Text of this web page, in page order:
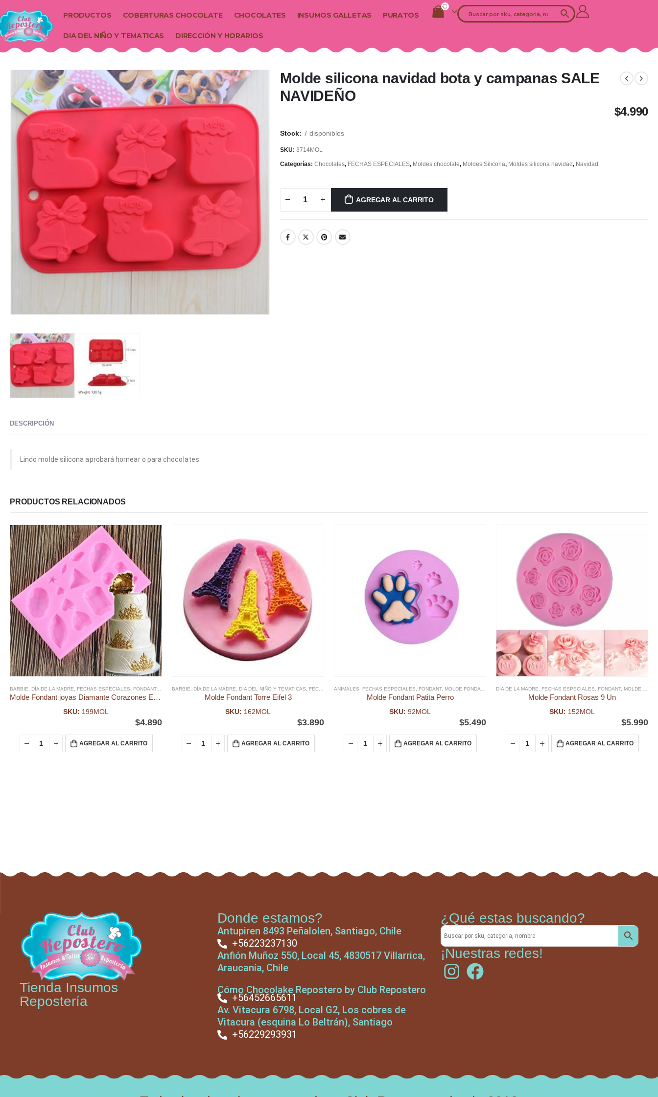
PRODUCTOS COBERTURAS CHOCOLATE CHOCOLATES INSUMOS GALLETAS PURATOS
DIA DEL NIÑO Y TEMATICAS DIRECCIÓN Y HORARIOS
Molde silicona navidad bota y campanas SALE
NAVIDEÑO
$4.990
7 disponibles
SKU: 3714MOL
Categorías: Chocolates, FECHAS ESPECIALES, Moldes chocolate, Moldes Silicona, Moldes silicona navidad, Navidad
AGREGAR AL CARRITO
DESCRIPCIÓN
Lindo molde silicona aprobará hornear o para chocolates
PRODUCTOS RELACIONADOS
BARBIE DÍA DE LA MADRE FECHAS ESPECIALES FONDANT, MOLDE FONDANT ,MOLDES SILICONA, ACRILICO Y PLÁSTICO DIA DE LA MADRE
Molde Fondant joyas Diamante Corazones Estrellas
SKU: 199MOL
$4.890
AGREGAR AL CARRITO
BARBIE DÍA DE LA MADRE DIA DEL NIÑO Y TEMATICAS FECHAS ESPECIALES ,FONDANT,MOLDE FONDANT,MOLDES SILICONA, ACRILICO Y PLÁSTICO DIA DE LA MADRE
Molde Fondant Torre Eifel 3
SKU: 162MOL
$3.890
AGREGAR AL CARRITO
ANIMALES FECHAS ESPECIALES FONDANT, MOLDE FONDANT
Molde Fondant Patita Perro
SKU: 92MOL
$5.490
AGREGAR AL CARRITO
DÍA DE LA MADRE FECHAS ESPECIALES FONDANT, MOLDE FONDANT
Molde Fondant Rosas 9 Un
SKU: 152MOL
$5.990
AGREGAR AL CARRITO
Tienda Insumos
Repostería
Donde estamos?
Antupiren 8493 Peñalolen, Santiago, Chile
+56223237130
Anfión Muñoz 550, Local 45, 4830517 Villarrica,
Araucanía, Chile
Cómo Chocolake Repostero by Club Repostero
+56452665611
Av. Vitacura 6798, Local G2, Los cobres de
Vitacura (esquina Lo Beltrán), Santiago
+56229293931
¿Qué estas buscando?
¡Nuestras redes!